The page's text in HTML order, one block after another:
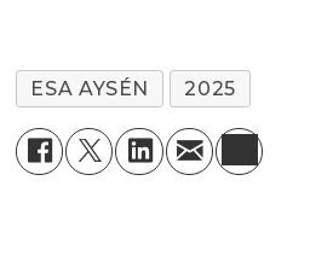
ESA AYSÉN 2025